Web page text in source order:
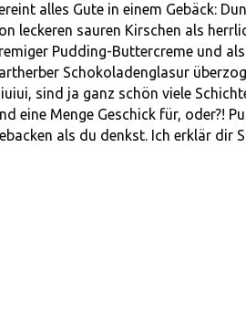
alles Gute in einem Gebäck:
leckeren sauren Kirschen als
Pudding-Buttercreme und
Schokoladenglasur
sind ja ganz schön viele
eine Menge Geschick für, oder?!
als du denkst. Ich erklär dir